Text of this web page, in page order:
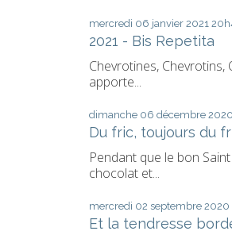
mercredi 06 janvier 2021
2021 - Bis Repetita
Chevrotines, Chevrotins,
apporte...
dimanche 06 décembre 2020
Du fric, toujours du
Pendant que le bon
chocolat et...
mercredi 02 septembre 2020
Et la tendresse